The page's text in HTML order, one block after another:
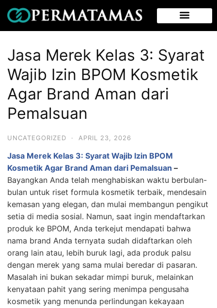
Jasa Merek Kelas 3: Syarat
Wajib Izin BPOM Kosmetik
Agar Brand Aman dari
Pemalsuan
UNCATEGORIZED · APRIL 23, 2026
Jasa Merek Kelas 3: Syarat Wajib Izin BPOM
Kosmetik Agar Brand Aman dari Pemalsuan –
Bayangkan Anda telah menghabiskan waktu berbulan-
bulan untuk riset formula kosmetik terbaik, mendesain
kemasan yang elegan, dan mulai membangun pengikut
setia di media sosial. Namun, saat ingin mendaftarkan
produk ke BPOM, Anda terkejut mendapati bahwa
nama brand Anda ternyata sudah didaftarkan oleh
orang lain atau, lebih buruk lagi, ada produk palsu
dengan merek yang sama mulai beredar di pasaran.
Masalah ini bukan sekadar mimpi buruk, melainkan
kenyataan pahit yang sering menimpa pengusaha
kosmetik yang menunda perlindungan kekayaan